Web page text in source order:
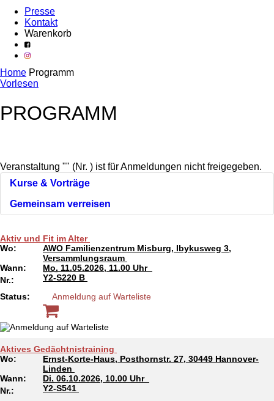
Presse
Kontakt
Warenkorb
Home Programm
Vorlesen
PROGRAMM
Veranstaltung "" (Nr. ) ist für Anmeldungen nicht freigegeben.
Kurse & Vorträge
Gemeinsam verreisen
Aktiv und Fit im Alter
Wo:
AWO Familienzentrum Misburg, Ibykusweg 3,
Versammlungsraum
Wann:
Mo. 11.05.2026, 11.00 Uhr
Nr.:
Y2-S220 B
Status:
Anmeldung auf Warteliste
Aktives Gedächtnistraining
Wo:
Ernst-Korte-Haus, Posthornstr. 27, 30449 Hannover-
Linden
Wann:
Di. 06.10.2026, 10.00 Uhr
Nr.:
Y2-S541